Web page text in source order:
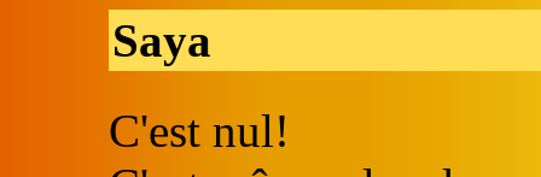
Saya
C'est nul!